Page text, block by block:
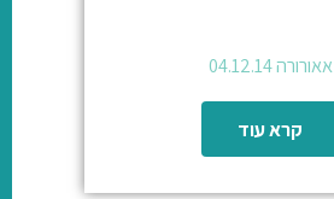
אאורורה 04.12.14
קרא עוד